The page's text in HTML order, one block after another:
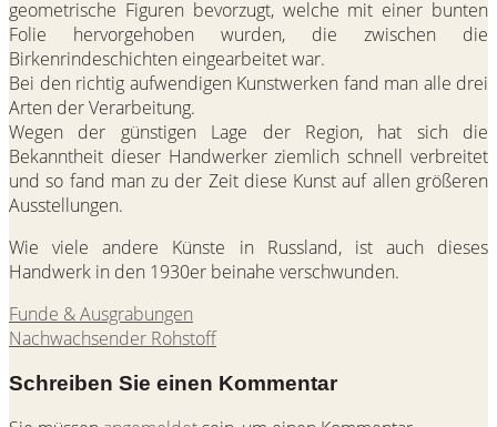
geometrische Figuren bevorzugt, welche mit einer bunten
Folie hervorgehoben wurden, die zwischen die
Birkenrindeschichten eingearbeitet war.
Bei den richtig aufwendigen Kunstwerken fand man alle drei
Arten der Verarbeitung.
Wegen der günstigen Lage der Region, hat sich die
Bekanntheit dieser Handwerker ziemlich schnell verbreitet
und so fand man zu der Zeit diese Kunst auf allen größeren
Ausstellungen.
Wie viele andere Künste in Russland, ist auch dieses
Handwerk in den 1930er beinahe verschwunden.
Funde & Ausgrabungen
Nachwachsender Rohstoff
Schreiben Sie einen Kommentar